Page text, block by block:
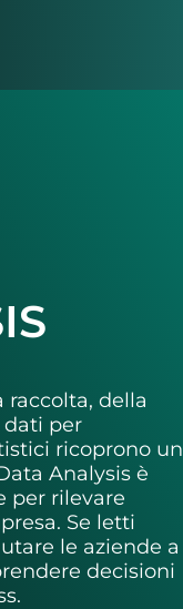
raccolta, della
dati per
ricoprono un
Analysis è
per rilevare
Se letti
le aziende a
decisioni